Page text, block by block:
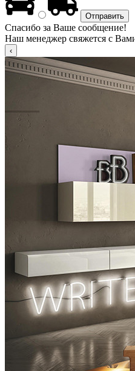
Спасибо за Ваше сообщение!
Наш менеджер свяжется с